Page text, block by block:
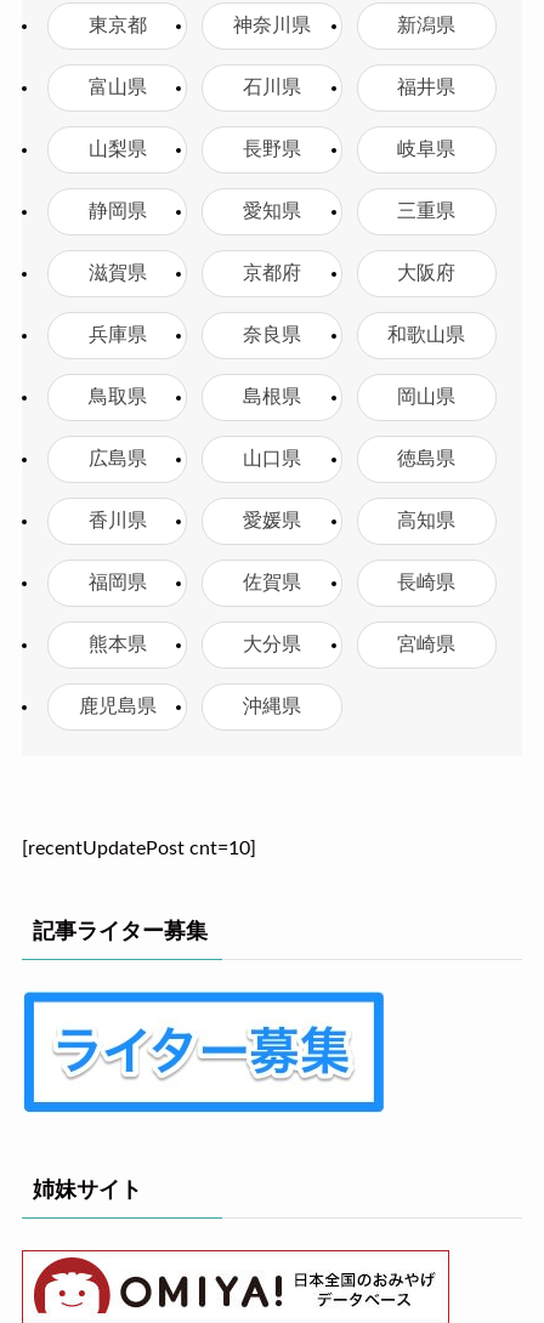
東京都 神奈川県 新潟県
富山県 石川県 福井県
山梨県 長野県 岐阜県
静岡県 愛知県 三重県
滋賀県 京都府 大阪府
兵庫県 奈良県 和歌山県
鳥取県 島根県 岡山県
広島県 山口県 徳島県
香川県 愛媛県 高知県
福岡県 佐賀県 長崎県
熊本県 大分県 宮崎県
鹿児島県 沖縄県
[recentUpdatePost cnt=10]
記事ライター募集
姉妹サイト